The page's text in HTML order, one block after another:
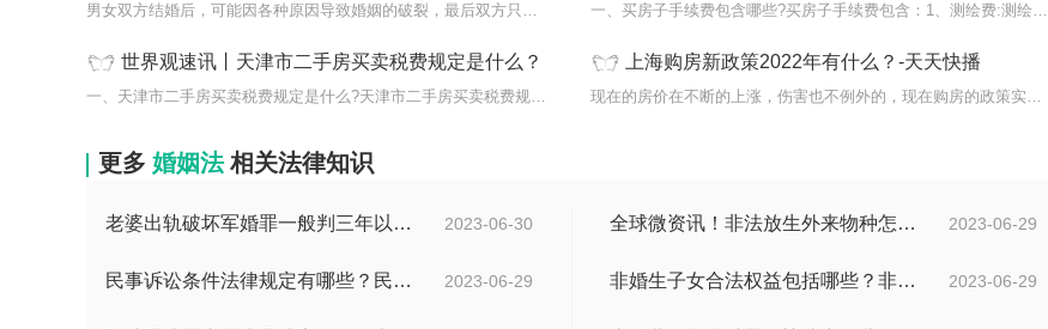
男女双方结婚后，可能因各种原因导致婚姻的破裂，最后双方只能离婚。那 一、买房子手续费包含哪些?买房子手续费包含：1、测绘费:测绘费按各区
世界观速讯丨天津市二手房买卖税费规定是什么？
一、天津市二手房买卖税费规定是什么?天津市二手房买卖税费规定是需要
上海购房新政策2022年有什么？-天天快播
现在的房价在不断的上涨，伤害也不例外的，现在购房的政策实时的推出，
更多 婚姻法 相关法律知识
2023-06-30
老婆出轨破坏军婚罪一般判三年以下有期徒刑吗？ 2023-06-29
全球微资讯！非法放生外来物种怎么判？放生归哪个部门管？
2023-06-29
民事诉讼条件法律规定有哪些？民事起诉的流程的是怎样的？ 2023-06-29
非婚生子女合法权益包括哪些？非婚生子女继承财产的条件是什么？ 全球热点评